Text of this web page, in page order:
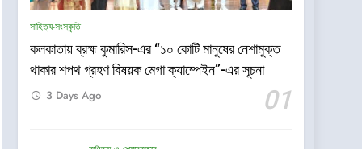
সাহিত্য-সংস্কৃতি
কলকাতায় ব্রহ্ম কুমারিস-এর “১০ কোটি মানুষের নেশামুক্ত
থাকার শপথ গ্রহণ বিষয়ক মেগা ক্যাম্পেইন”-এর সূচনা
01
3 Days Ago